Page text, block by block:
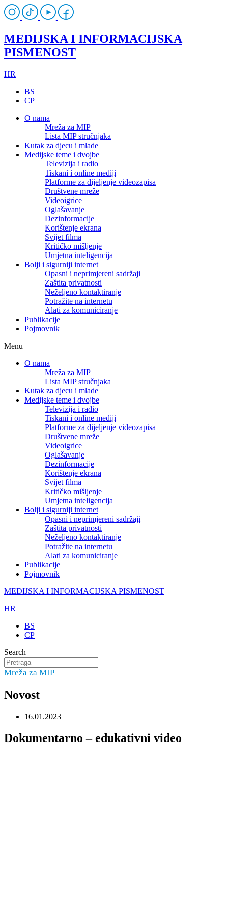
MEDIJSKA I INFORMACIJSKA
PISMENOST
HR
BS
CP
O nama
Mreža za MIP
Lista MIP stručnjaka
Kutak za djecu i mlade
Medijske teme i dvojbe
Televizija i radio
Tiskani i online mediji
Platforme za dijeljenje videozapisa
Društvene mreže
Videoigrice
Oglašavanje
Dezinformacije
Korištenje ekrana
Svijet filma
Kritičko mišljenje
Umjetna inteligencija
Bolji i sigurniji internet
Opasni i neprimjereni sadržaji
Zaštita privatnosti
Neželjeno kontaktiranje
Potražite na internetu
Alati za komuniciranje
Publikacije
Pojmovnik
Menu
O nama
Mreža za MIP
Lista MIP stručnjaka
Kutak za djecu i mlade
Medijske teme i dvojbe
Televizija i radio
Tiskani i online mediji
Platforme za dijeljenje videozapisa
Društvene mreže
Videoigrice
Oglašavanje
Dezinformacije
Korištenje ekrana
Svijet filma
Kritičko mišljenje
Umjetna inteligencija
Bolji i sigurniji internet
Opasni i neprimjereni sadržaji
Zaštita privatnosti
Neželjeno kontaktiranje
Potražite na internetu
Alati za komuniciranje
Publikacije
Pojmovnik
MEDIJSKA I INFORMACIJSKA PISMENOST
HR
BS
CP
Search
Mreža za MIP
Novost
16.01.2023
Dokumentarno – edukativni video